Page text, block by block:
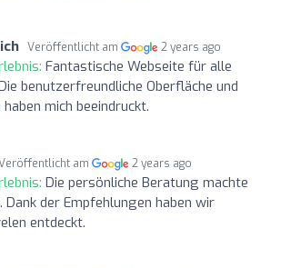
Veröffentlicht am 2 years ago
Fantastische Webseite für alle
benutzerfreundliche Oberfläche und
mich beeindruckt.
am 2 years ago
Die persönliche Beratung machte
Dank der Empfehlungen haben wir
entdeckt.